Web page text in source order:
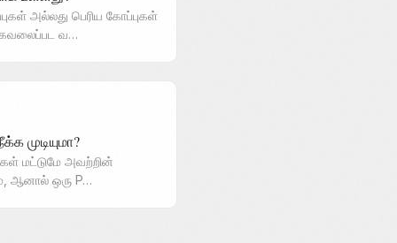
அல்லது பெரிய கோப்புகள்
வ…
முடியுமா?
மட்டுமே அவற்றின்
ஆனால் ஒரு P…